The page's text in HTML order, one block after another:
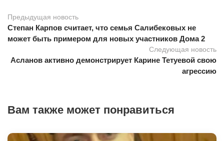
Предыдущая новость
Степан Карпов считает, что семья Салибековых не
может быть примером для новых участников Дома 2
Следующая новость
Асланов активно демонстрирует Карине Тетуевой свою
агрессию
Вам также может понравиться